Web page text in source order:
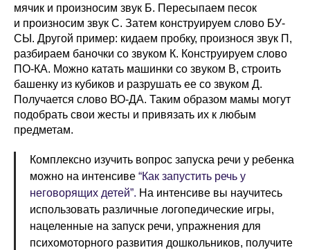
мячик и произносим звук Б. Пересыпаем песок
и произносим звук С. Затем конструируем слово БУ-
СЫ. Другой пример: кидаем пробку, произнося звук П,
разбираем баночки со звуком К. Конструируем слово
ПО-КА. Можно катать машинки со звуком В, строить
башенку из кубиков и разрушать ее со звуком Д.
Получается слово ВО-ДА. Таким образом мамы могут
подобрать свои жесты и привязать их к любым
предметам.
Комплексно изучить вопрос запуска речи у ребенка
можно на интенсиве “Как запустить речь у
неговорящих детей”. На интенсиве вы научитесь
использовать различные логопедические игры,
нацеленные на запуск речи, упражнения для
психомоторного развития дошкольников, получите